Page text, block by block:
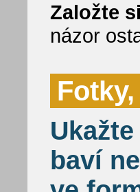
Založte
názor
baví